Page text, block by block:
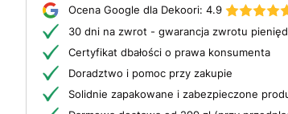
Ocena Google dla Dekoori: 4.9
30 dni na zwrot - gwarancja zwrotu
Certyfikat dbałości o prawa konsumenta
Doradztwo i pomoc przy zakupie
Solidnie zapakowane i zabezpieczone